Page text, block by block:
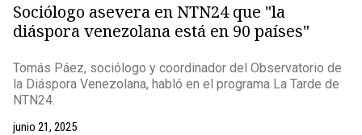
Sociólogo asevera en NTN24 que "la
diáspora venezolana está en 90 países"
Tomás Páez, sociólogo y coordinador del Observatorio de
la Diáspora Venezolana, habló en el programa La Tarde de
NTN24.
junio 21, 2025